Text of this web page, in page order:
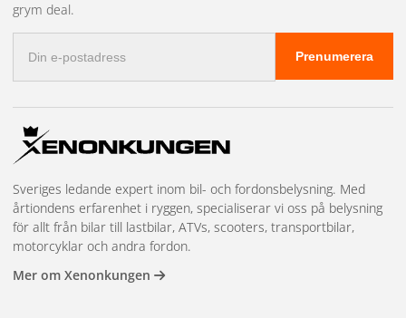
grym deal.
postadress
Prenumerera
Sveriges ledande expert inom bil- och fordonsbelysning. Med
årtiondens erfarenhet i ryggen, specialiserar vi oss på belysning
för allt från bilar till lastbilar, ATVs, scooters, transportbilar,
motorcyklar och andra fordon.
Mer om Xenonkungen